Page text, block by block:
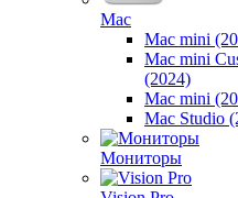
Mac
Mac mini
Mac mini
(2024)
Mac mini
Mac Studio
Мониторы